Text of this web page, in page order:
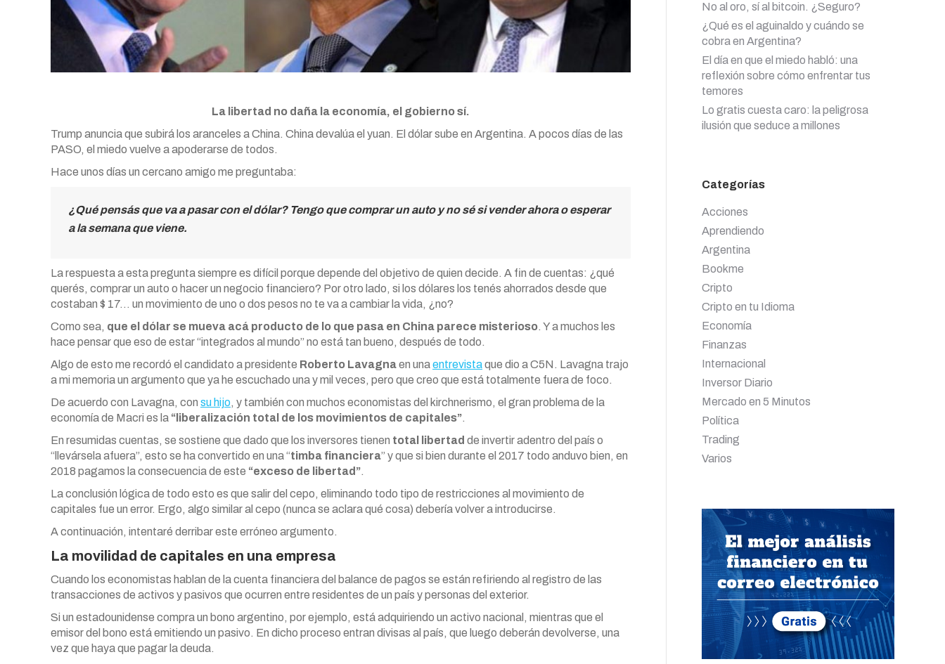
La libertad no daña la economía, el gobierno sí.
Trump anuncia que subirá los aranceles a China. China devalúa el yuan. El dólar sube en Argentina. A pocos días de las
PASO, el miedo vuelve a apoderarse de todos.
Hace unos días un cercano amigo me preguntaba:
¿Qué pensás que va a pasar con el dólar? Tengo que comprar un auto y no sé si vender ahora o esperar
a la semana que viene.
La respuesta a esta pregunta siempre es difícil porque depende del objetivo de quien decide. A fin de cuentas: ¿qué
querés, comprar un auto o hacer un negocio financiero? Por otro lado, si los dólares los tenés ahorrados desde que
costaban $ 17… un movimiento de uno o dos pesos no te va a cambiar la vida, ¿no?
Como sea, que el dólar se mueva acá producto de lo que pasa en China parece misterioso. Y a muchos les
hace pensar que eso de estar “integrados al mundo” no está tan bueno, después de todo.
Algo de esto me recordó el candidato a presidente Roberto Lavagnaen unaentrevistaque dio a C5N. Lavagna trajo
a mi memoria un argumento que ya he escuchado una y mil veces, pero que creo que está totalmente fuera de foco.
De acuerdo con Lavagna, con su hijo, y también con muchos economistas del kirchnerismo, el gran problema de la
economía de Macri es la “liberalización total de los movimientos de capitales”.
En resumidas cuentas, se sostiene que dado que los inversores tienen total libertad de invertir adentro del país o
“llevársela afuera”, esto se ha convertido en una “timba financiera” y que si bien durante el 2017 todo anduvo bien, en
2018 pagamos la consecuencia de este “exceso de libertad”.
La conclusión lógica de todo esto es que salir del cepo, eliminando todo tipo de restricciones al movimiento de
capitales fue un error. Ergo, algo similar al cepo (nunca se aclara qué cosa) debería volver a introducirse.
A continuación, intentaré derribar este erróneo argumento.
La movilidad de capitales en una empresa
Cuando los economistas hablan de la cuenta financiera del balance de pagos se están refiriendo al registro de las
transacciones de activos y pasivos que ocurren entre residentes de un país y personas del exterior.
Si un estadounidense compra un bono argentino, por ejemplo, está adquiriendo un activo nacional, mientras que el
emisor del bono está emitiendo un pasivo. En dicho proceso entran divisas al país, que luego deberán devolverse, una
vez que haya que pagar la deuda.
No al oro, sí al bitcoin. ¿Seguro?
¿Qué es el aguinaldo y cuándo se
cobra en Argentina?
El día en que el miedo habló: una
reflexión sobre cómo enfrentar tus
temores
Lo gratis cuesta caro: la peligrosa
ilusión que seduce a millones
Categorías
Acciones
Aprendiendo
Argentina
Bookme
Cripto
Cripto en tu Idioma
Economía
Finanzas
Internacional
Inversor Diario
Mercado en 5 Minutos
Política
Trading
Varios